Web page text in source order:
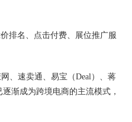
排名、点击付费、展位推广服
、速卖通、易宝（Deal）、蒋
渐成为跨境电商的主流模式，